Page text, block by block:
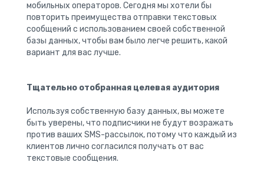
мобильных операторов. Сегодня мы хотели бы
повторить преимущества отправки текстовых
сообщений с использованием своей собственной
базы данных, чтобы вам было легче решить, какой
вариант для вас лучше.
Тщательно отобранная целевая аудитория
Используя собственную базу данных, вы можете
быть уверены, что подписчики не будут возражать
против ваших SMS-рассылок, потому что каждый из
клиентов лично согласился получать от вас
текстовые сообщения.